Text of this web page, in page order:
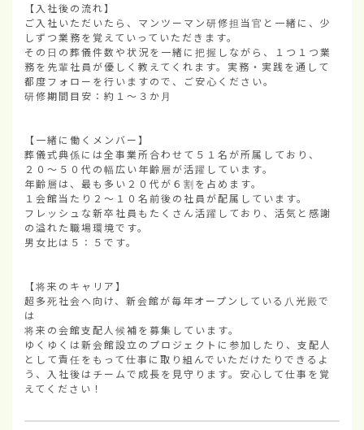
【入社後の流れ】
ご入社いただいたら、マンツーマン研修担当官と一緒に、少
しずつ業務を覚えていっていただきます。
その日の葬儀件数や状況を一緒に把握しながら、１つ１つ業
務を先輩社員が優しく教えてくれます。実務・実践を通して
都度フォローを行いますので、ご安心ください。
研修期間目安：約１～３か月
【一緒に働くメンバー】
葬儀式典係には全事業所合わせて５１名が所属しており、
２０～５０代の幅広い年齢層が活躍しています。
年齢層は、最も多い２０代が６割を占めます。
１会館当たり２～１０名前後の社員が配属しています。
フレッシュな新卒社員もたくさん活躍しており、活気と感謝
の溢れた職場環境です。
男女比は５：５です。
【将来のキャリア】
超多死社会へ向け、新会館が毎年オープンしている八光殿で
は
将来の会館支配人候補を募集しています。
ゆくゆくは新会館設立のプロジェクトに参加したり、支配人
として責任をもって仕事に取り組んでいただけたりできるよ
う、入社後はチームで成長を見守ります。安心して仕事を覚
えてください！